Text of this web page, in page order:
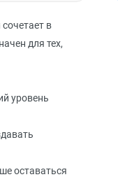
в
для тех,
уровень
оставаться